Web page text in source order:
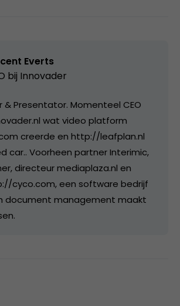
Everts
bij Innovader
& Presentator. Momenteel CEO
wat video platform
creerde en http://leafplan.nl
car.. Voorheen partner Interimic,
directeur mediaplaza.nl en
cyco.com, een software bedrijf
document management maakt